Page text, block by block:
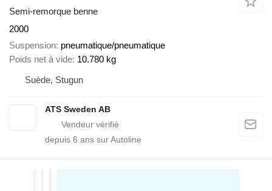
Semi-remorque benne
2000
Suspension pneumatique/pneumatique
Poids net à vide 10.780 kg
Suède, Stugun
ATS Sweden AB
depuis 6 ans sur Autoline